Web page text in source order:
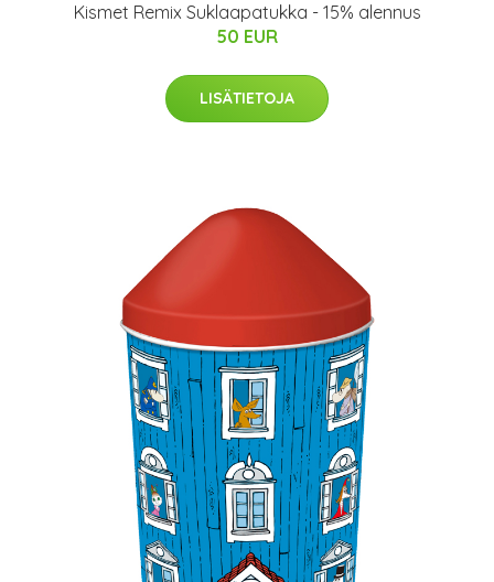
Kismet Remix Suklaapatukka - 15% alennus
50 EUR
LISÄTIETOJA